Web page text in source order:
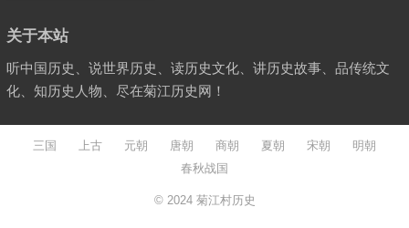
关于本站
听中国历史、说世界历史、读历史文化、讲历史故事、品传统文
化、知历史人物、尽在菊江历史网！
三国 上古 元朝 唐朝 商朝 夏朝 宋朝
明朝
春秋战国
© 2024 菊江村历史